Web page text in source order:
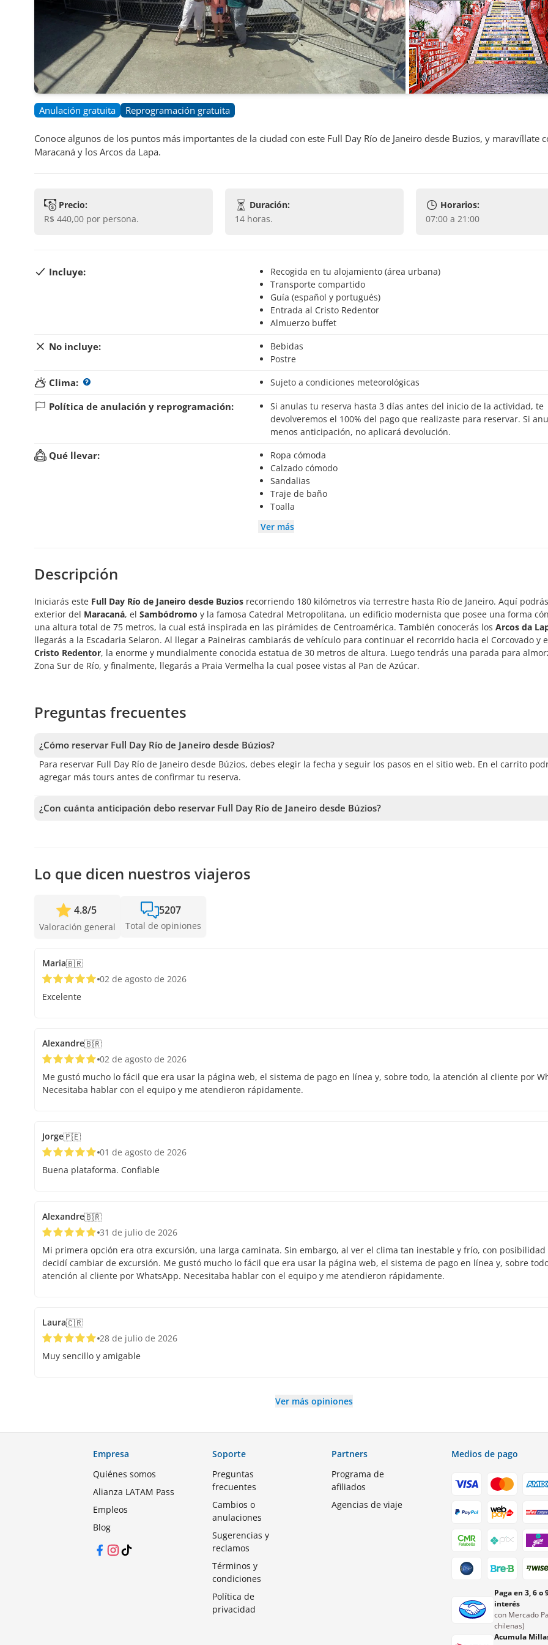
Anulación gratuita Reprogramación gratuita
Conoce algunos de los puntos más importantes de la ciudad con este Full Day Río de Janeiro desde Buzios, y maravíllate
Maracaná y los Arcos da Lapa.
Precio:
R$ 440,00 por persona.
Duración:
14 horas.
Horarios:
07:00 a 21:00
Incluye:
Recogida en tu alojamiento (área urbana)
Transporte compartido
Guía (español y portugués)
Entrada al Cristo Redentor
Almuerzo buffet
No incluye:
Bebidas
Postre
Clima: Sujeto a condiciones meteorológicas
Política de anulación y reprogramación:
Si anulas tu reserva hasta 3 días antes del inicio de la actividad, te
devolveremos el 100% del pago que realizaste para reservar. Si
menos anticipación, no aplicará devolución.
Qué llevar:
Ropa cómoda
Calzado cómodo
Sandalias
Traje de baño
Toalla
Ver más
Descripción
Iniciarás este Full Day Río de Janeiro desde Buzios recorriendo 180 kilómetros vía terrestre hasta Río de Janeiro. Aquí
exterior del Maracaná, el Sambódromo y la famosa Catedral Metropolitana, un edificio modernista que posee una forma
una altura total de 75 metros, la cual está inspirada en las pirámides de Centroamérica. También conocerás los Arcos da
llegarás a la Escadaria Selaron. Al llegar a Paineiras cambiarás de vehículo para continuar el recorrido hacia el Corcovado y
Cristo Redentor, la enorme y mundialmente conocida estatua de 30 metros de altura. Luego tendrás una parada para
Zona Sur de Río, y finalmente, llegarás a Praia Vermelha la cual posee vistas al Pan de Azúcar.
Preguntas frecuentes
¿Cómo reservar Full Day Río de Janeiro desde Búzios?
Para reservar Full Day Río de Janeiro desde Búzios, debes elegir la fecha y seguir los pasos en el sitio web. En el carrito
agregar más tours antes de confirmar tu reserva.
¿Con cuánta anticipación debo reservar Full Day Río de Janeiro desde Búzios?
Lo que dicen nuestros viajeros
4.8/5
Valoración general
5207
Total de opiniones
Maria🇧🇷
02 de agosto de 2026
Excelente
Alexandre🇧🇷
02 de agosto de 2026
Me gustó mucho lo fácil que era usar la página web, el sistema de pago en línea y, sobre todo, la atención al cliente por
Necesitaba hablar con el equipo y me atendieron rápidamente.
Jorge🇵🇪
01 de agosto de 2026
Buena plataforma. Confiable
Alexandre🇧🇷
31 de julio de 2026
Mi primera opción era otra excursión, una larga caminata. Sin embargo, al ver el clima tan inestable y frío, con posibilidad
decidí cambiar de excursión. Me gustó mucho lo fácil que era usar la página web, el sistema de pago en línea y, sobre
atención al cliente por WhatsApp. Necesitaba hablar con el equipo y me atendieron rápidamente.
Laura🇨🇷
28 de julio de 2026
Muy sencillo y amigable
Ver más opiniones
Empresa
Quiénes somos
Alianza LATAM Pass
Empleos
Blog
Facebook
Instagram
TikTok
Soporte
Preguntas
frecuentes
Cambios o
anulaciones
Sugerencias y
reclamos
Términos y
condiciones
Política de
privacidad
Partners
Programa de
afiliados
Agencias de viaje
Medios de pago
Paga en 3, 6 o
interés
con Mercado
chilenas)
Acumula